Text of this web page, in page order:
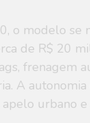
o modelo se
de R$ 20
frenagem
A
apelo urbano